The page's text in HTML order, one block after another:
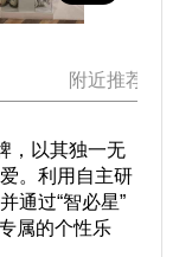
附近推荐景点
，以其独一无
。利用自主研
通过“智必星”
属的个性乐